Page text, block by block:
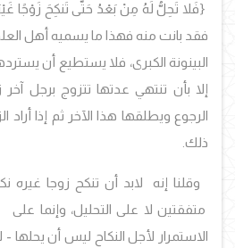
{فَلا تَحِلُّ لَهُ مِنْ بَعْدُ حَتَّى تَنكِحَ زَوْجًا
فقد بانت منه فهذا ما يسميه أهل العلم
البينونة الكبرى، فلا يستطيع أن
إلا بأن تنتهي عدتها تتزوج برجل آخر
الرجوع ويطلقها هذا الآخر ثم إذا أراد
ذلك.
وقلنا إنه لابد أن تنكح زوجا غيره
متفقتين لا على التحليل، وإنما على
الاستمرار لأجل النكاح ليس أن يحلها -